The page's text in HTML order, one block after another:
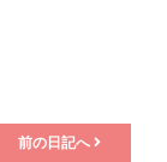
前の日記へ